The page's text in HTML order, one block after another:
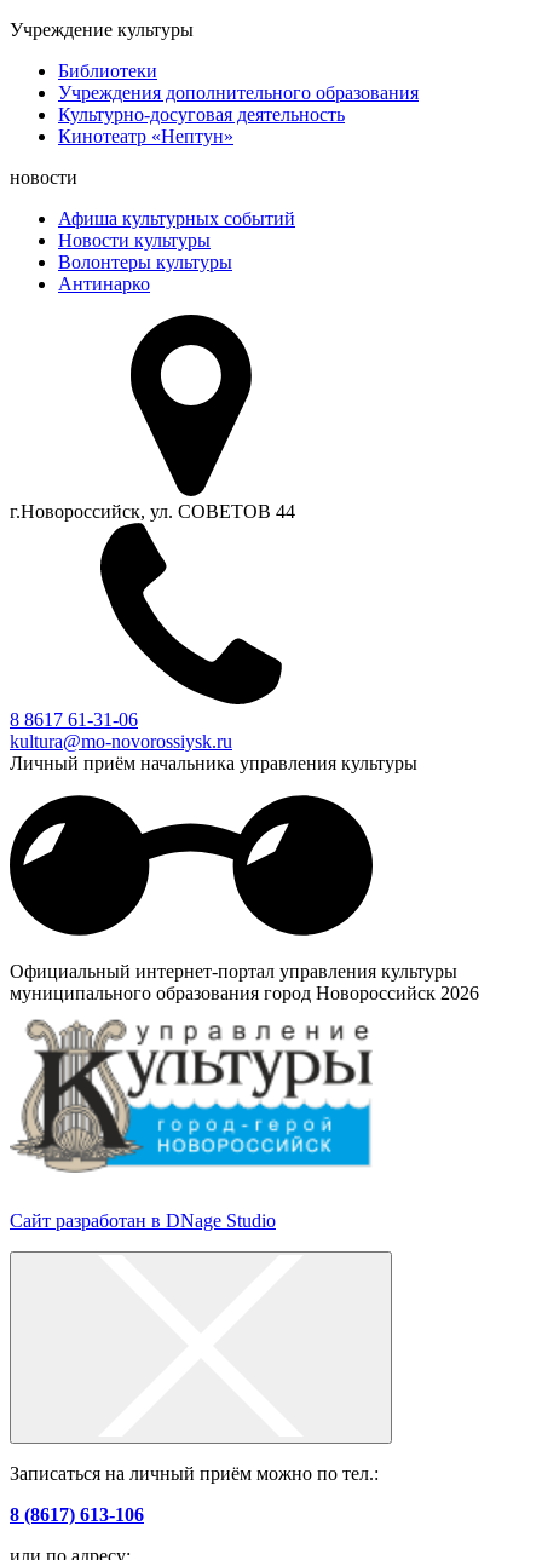
Учреждение культуры
Библиотеки
Учреждения дополнительного образования
Культурно-досуговая деятельность
Кинотеатр «Нептун»
новости
Афиша культурных событий
Новости культуры
Волонтеры культуры
Антинарко
г.Новороссийск, ул. СОВЕТОВ 44
8 8617 61-31-06
kultura@mo-novorossiysk.ru
Личный приём начальника управления культуры
Официальный интернет-портал управления культуры
муниципального образования город Новороссийск 2026
Сайт разработан в DNage Studio
Записаться на личный приём можно по тел.:
8 (8617) 613-106
или по адресу: